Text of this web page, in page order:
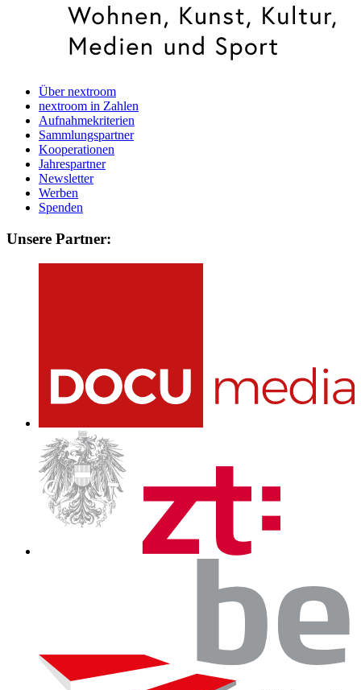
Über nextroom
nextroom in Zahlen
Aufnahmekriterien
Sammlungspartner
Kooperationen
Jahrespartner
Newsletter
Werben
Spenden
Unsere Partner: